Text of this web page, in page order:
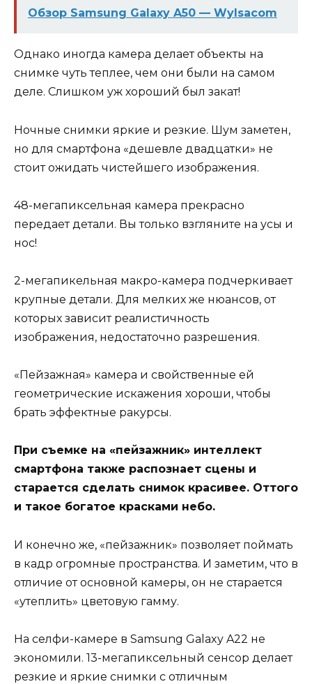
Обзор Samsung Galaxy A50 — Wylsacom
Однако иногда камера делает объекты на
снимке чуть теплее, чем они были на самом
деле. Слишком уж хороший был закат!
Ночные снимки яркие и резкие. Шум заметен,
но для смартфона «дешевле двадцатки» не
стоит ожидать чистейшего изображения.
48-мегапиксельная камера прекрасно
передает детали. Вы только взгляните на усы и
нос!
2-мегапикельная макро-камера подчеркивает
крупные детали. Для мелких же нюансов, от
которых зависит реалистичность
изображения, недостаточно разрешения.
«Пейзажная» камера и свойственные ей
геометрические искажения хороши, чтобы
брать эффектные ракурсы.
При съемке на «пейзажник» интеллект
смартфона также распознает сцены и
старается сделать снимок красивее. Оттого
и такое богатое красками небо.
И конечно же, «пейзажник» позволяет поймать
в кадр огромные пространства. И заметим, что в
отличие от основной камеры, он не старается
«утеплить» цветовую гамму.
На селфи-камере в Samsung Galaxy A22 не
экономили. 13-мегапиксельный сенсор делает
резкие и яркие снимки с отличным